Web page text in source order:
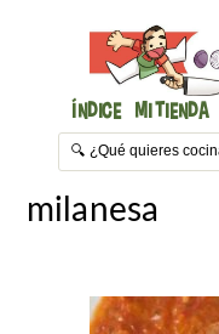
Índice Mi Tienda
milanesa